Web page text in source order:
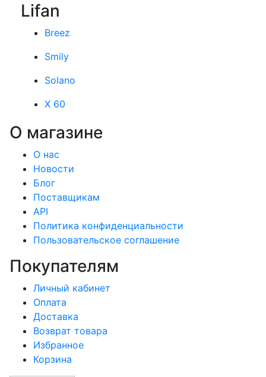
Lifan
Breez
Smily
Solano
X 60
О магазине
О нас
Новости
Блог
Поставщикам
API
Политика конфиденциальности
Пользовательское соглашение
Покупателям
Личный кабинет
Оплата
Доставка
Возврат товара
Избранное
Корзина